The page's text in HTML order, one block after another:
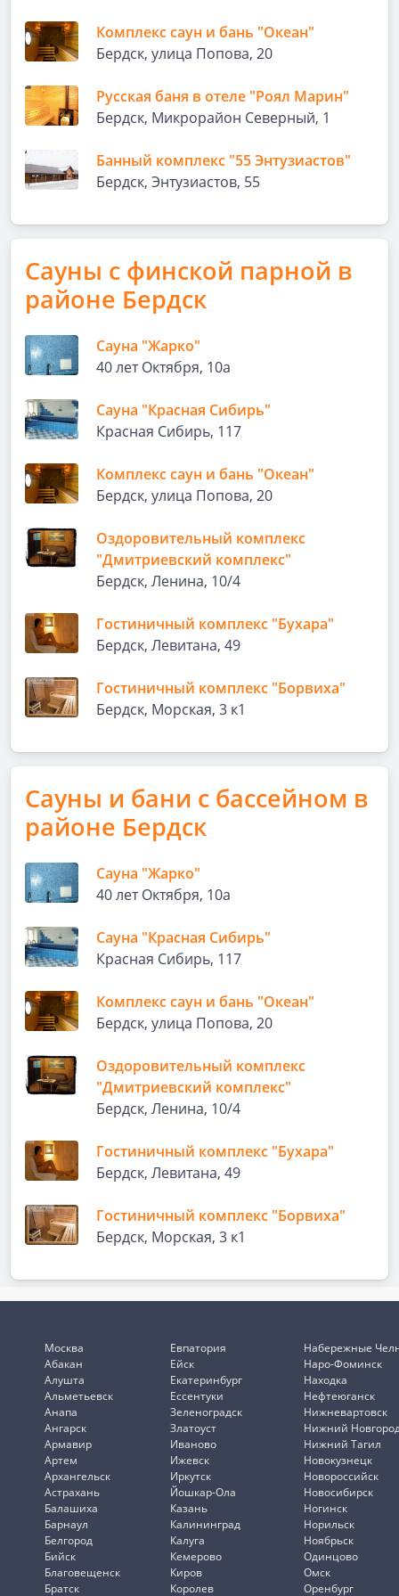
Комплекс саун и бань "Океан"
Бердск, улица Попова, 20
Русская баня в отеле "Роял Марин"
Бердск, Микрорайон Северный, 1
Банный комплекс "55 Энтузиастов"
Бердск, Энтузиастов, 55
Сауны с финской парной в
районе Бердск
Сауна "Жарко"
40 лет Октября, 10а
Сауна "Красная Сибирь"
Красная Сибирь, 117
Комплекс саун и бань "Океан"
Бердск, улица Попова, 20
Оздоровительный комплекс
"Дмитриевский комплекс"
Бердск, Ленина, 10/4
Гостиничный комплекс "Бухара"
Бердск, Левитана, 49
Гостиничный комплекс "Борвиха"
Бердск, Морская, 3 к1
Сауны и бани с бассейном в
районе Бердск
Сауна "Жарко"
40 лет Октября, 10а
Сауна "Красная Сибирь"
Красная Сибирь, 117
Комплекс саун и бань "Океан"
Бердск, улица Попова, 20
Оздоровительный комплекс
"Дмитриевский комплекс"
Бердск, Ленина, 10/4
Гостиничный комплекс "Бухара"
Бердск, Левитана, 49
Гостиничный комплекс "Борвиха"
Бердск, Морская, 3 к1
Москва
Абакан
Алушта
Альметьевск
Анапа
Ангарск
Армавир
Артем
Архангельск
Астрахань
Балашиха
Барнаул
Белгород
Бийск
Благовещенск
Братск
Евпатория
Ейск
Екатеринбург
Ессентуки
Зеленоградск
Златоуст
Иваново
Ижевск
Иркутск
Йошкар-Ола
Казань
Калининград
Калуга
Кемерово
Киров
Королев
Набережные
Наро-Фоминск
Находка
Нефтеюганск
Нижневартовск
Нижний
Нижний Тагил
Новокузнецк
Новороссийск
Новосибирск
Ногинск
Норильск
Ноябрьск
Одинцово
Омск
Оренбург